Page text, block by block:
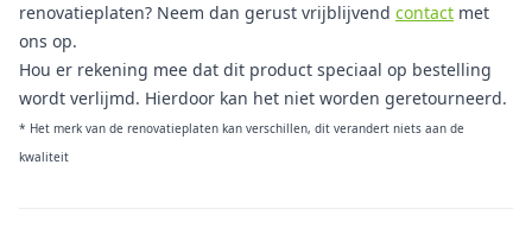
renovatieplaten? Neem dan gerust vrijblijvend contact met
ons op.
Hou er rekening mee dat dit product speciaal op bestelling
wordt verlijmd. Hierdoor kan het niet worden geretourneerd.
* Het merk van de renovatieplaten kan verschillen, dit verandert niets aan de
kwaliteit